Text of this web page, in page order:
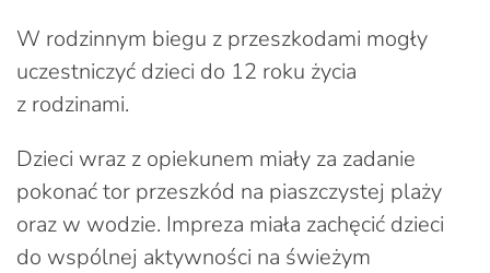
W rodzinnym biegu z przeszkodami mogły
uczestniczyć dzieci do 12 roku życia
z rodzinami.
Dzieci wraz z opiekunem miały za zadanie
pokonać tor przeszkód na piaszczystej plaży
oraz w wodzie. Impreza miała zachęcić dzieci
do wspólnej aktywności na świeżym